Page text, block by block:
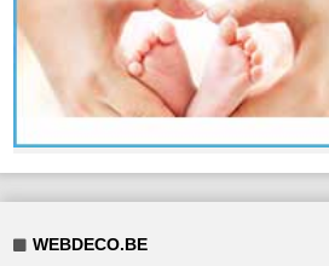
WEBDECO.BE